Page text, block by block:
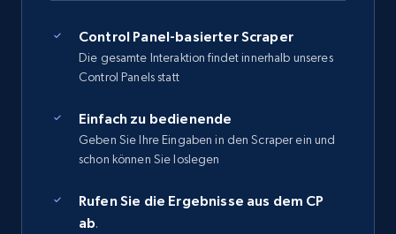
Control Panel-basierter Scraper
Die gesamte Interaktion findet innerhalb unseres
Control Panels statt
Einfach zu bedienende
Geben Sie Ihre Eingaben in den Scraper ein und
schon können Sie loslegen
Rufen Sie die Ergebnisse aus dem CP
ab.